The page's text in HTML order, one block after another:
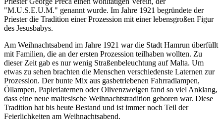
"M.U.S.E.U.M." genannt wurde. Im Jahre 1921 begründete der
Priester die Tradition einer Prozession mit einer lebensgroßen Figur
des Jesusbabys.
Am Weihnachtsabend im Jahre 1921 war die Stadt Hamrun überfüllt
mit Familien, die an der ersten Prozession teilhaben wollten. Zu
dieser Zeit gab es nur wenig Straßenbeleuchtung auf Malta. Um
etwas zu sehen brachten die Menschen verschiedenste Laternen zur
Prozession. Der bunte Mix aus gasbetriebenen Fahrradlampen,
Öllampen, Papierlaternen oder Olivenzweigen fand so viel Anklang,
dass eine neue maltesische Weihnachtstradition geboren war. Diese
Tradition hat bis heute Bestand und ist immer noch Teil der
Feierlichkeiten am Weihnachtsabend.